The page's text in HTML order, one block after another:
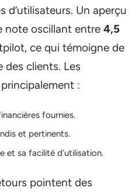
d’utilisateurs. Un aperçu
note oscillant entre 4,5
ce qui témoigne de
des clients. Les
:
fournies.
et pertinents.
et sa facilité d’utilisation.
pointent des